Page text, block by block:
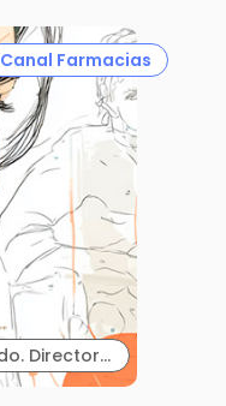
Canal Farmacias
Dra. Eugènia Negredo. Directora de la línea de VIH de la Fundación Lucha contra las Infecciones y del Hospital Germans Trias i Pujol.